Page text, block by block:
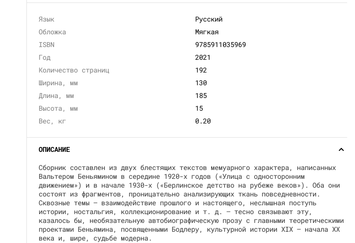
Язык
Русский
Обложка
Мягкая
ISBN
9785911035969
Год
2021
Количество страниц
192
Ширина, мм
130
Длина, мм
185
Высота, мм
15
Вес, кг
0.20
ОПИСАНИЕ
Сборник составлен из двух блестящих текстов мемуарного характера, написанных
Вальтером Беньямином в середине 1920-х годов («Улица с односторонним
движением») и в начале 1930-х («Берлинское детство на рубеже веков»). Оба они
состоят из фрагментов, проницательно анализирующих ткань повседневности.
Сквозные темы — взаимодействие прошлого и настоящего, неслышная поступь
истории, ностальгия, коллекционирование и т. д. — тесно связывают эту,
казалось бы, необязательную автобиографическую прозу с главными теоретическими
проектами Беньямина, посвященными Бодлеру, культурной истории XIX — начала XX
века и, шире, судьбе модерна.